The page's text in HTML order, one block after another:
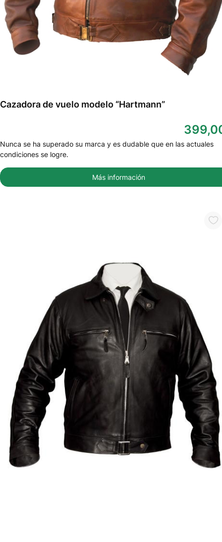
Cazadora de vuelo modelo “Hartmann”
Nunca se ha superado su marca y es dudable que en las actuales
condiciones se logre.
Más información